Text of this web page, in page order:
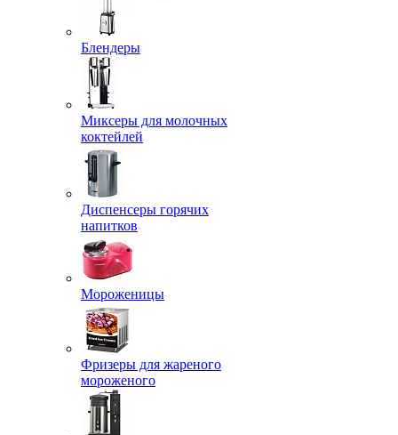
Блендеры
Миксеры для молочных
коктейлей
Диспенсеры горячих
напитков
Мороженицы
Фризеры для жареного
мороженого